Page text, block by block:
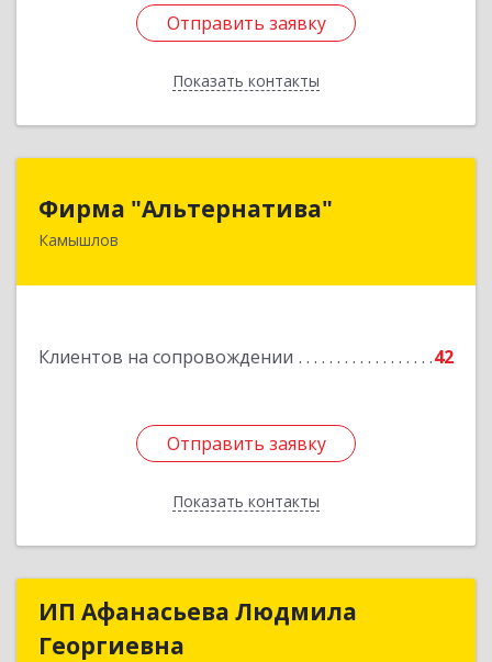
Отправить заявку
Показать контакты
Отправить заявку
Назад
Фирма "Альтернатива"
Камышлов
Клиентов на сопровождении 42
Отправить заявку
Показать контакты
624860, Свердловская обл, Камышлов г, Ленина
Отправить заявку
Назад
ИП Афанасьева Людмила
Георгиевна
ИП Афанасьева Людмила